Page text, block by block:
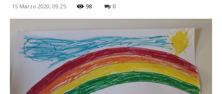
15 Marzo 2020, 09:25 98 0